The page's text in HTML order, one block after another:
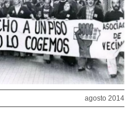
agosto 2014